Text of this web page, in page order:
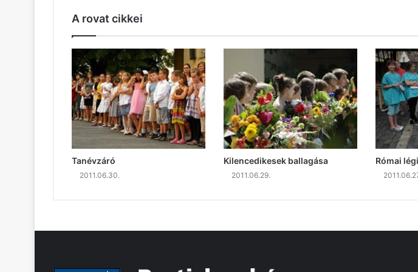
A rovat cikkei
Tanévzáró
2011.06.30.
Kilencedikesek ballagása
2011.06.29.
Római